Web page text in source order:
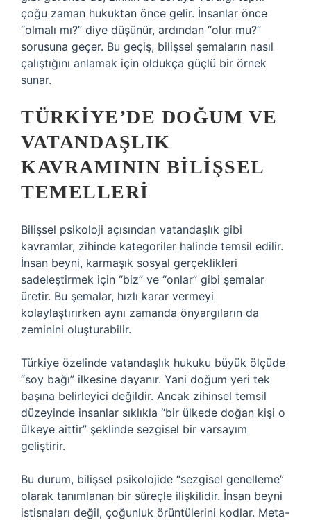
çoğu zaman hukuktan önce gelir. İnsanlar önce
“olmalı mı?” diye düşünür, ardından “olur mu?”
sorusuna geçer. Bu geçiş, bilişsel şemaların nasıl
çalıştığını anlamak için oldukça güçlü bir örnek
sunar.
TÜRKIYE’DE DOĞUM VE
VATANDAŞLIK
KAVRAMININ BILIŞSEL
TEMELLERI
Bilişsel psikoloji açısından vatandaşlık gibi
kavramlar, zihinde kategoriler halinde temsil edilir.
İnsan beyni, karmaşık sosyal gerçeklikleri
sadeleştirmek için “biz” ve “onlar” gibi şemalar
üretir. Bu şemalar, hızlı karar vermeyi
kolaylaştırırken aynı zamanda önyargıların da
zeminini oluşturabilir.
Türkiye özelinde vatandaşlık hukuku büyük ölçüde
“soy bağı” ilkesine dayanır. Yani doğum yeri tek
başına belirleyici değildir. Ancak zihinsel temsil
düzeyinde insanlar sıklıkla “bir ülkede doğan kişi o
ülkeye aittir” şeklinde sezgisel bir varsayım
geliştirir.
Bu durum, bilişsel psikolojide “sezgisel genelleme”
olarak tanımlanan bir süreçle ilişkilidir. İnsan beyni
istisnaları değil, çoğunluk örüntülerini kodlar. Meta-